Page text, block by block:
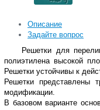
Описание
Задайте вопрос
Решетки для
полиэтилена высокой
Решетки устойчивы к
Решетки
модификации.
В базовом варианте